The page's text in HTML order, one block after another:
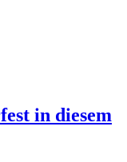
in diesem